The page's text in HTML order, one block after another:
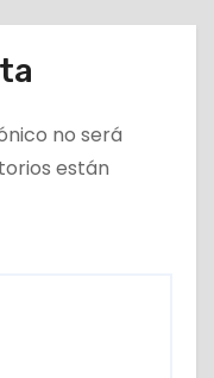
no será
están